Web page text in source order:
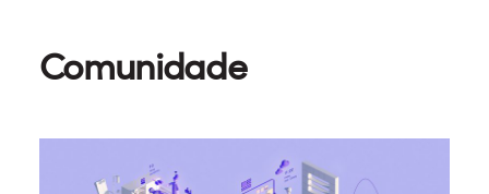
Comunidade